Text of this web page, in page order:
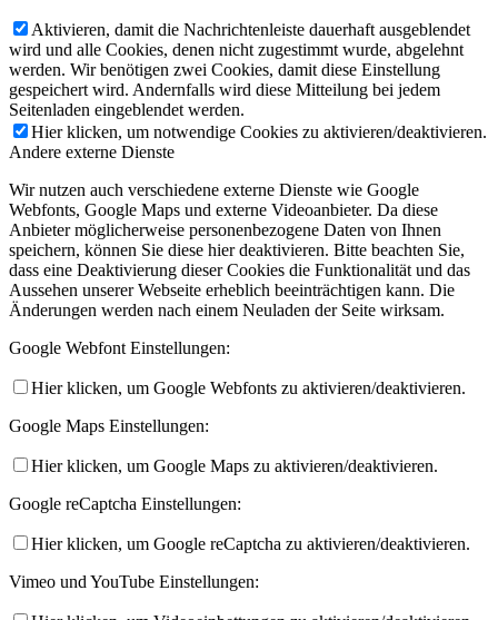
Aktivieren, damit die Nachrichtenleiste dauerhaft ausgeblendet
wird und alle Cookies, denen nicht zugestimmt wurde, abgelehnt
werden. Wir benötigen zwei Cookies, damit diese Einstellung
gespeichert wird. Andernfalls wird diese Mitteilung bei jedem
Seitenladen eingeblendet werden.
Hier klicken, um notwendige Cookies zu aktivieren/deaktivieren.
Andere externe Dienste
Wir nutzen auch verschiedene externe Dienste wie Google
Webfonts, Google Maps und externe Videoanbieter. Da diese
Anbieter möglicherweise personenbezogene Daten von Ihnen
speichern, können Sie diese hier deaktivieren. Bitte beachten Sie,
dass eine Deaktivierung dieser Cookies die Funktionalität und das
Aussehen unserer Webseite erheblich beeinträchtigen kann. Die
Änderungen werden nach einem Neuladen der Seite wirksam.
Google Webfont Einstellungen:
Hier klicken, um Google Webfonts zu aktivieren/deaktivieren.
Google Maps Einstellungen:
Hier klicken, um Google Maps zu aktivieren/deaktivieren.
Google reCaptcha Einstellungen:
Hier klicken, um Google reCaptcha zu aktivieren/deaktivieren.
Vimeo und YouTube Einstellungen: